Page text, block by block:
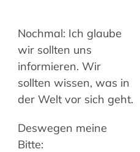
Nochmal: Ich glaube
wir sollten uns
informieren. Wir
sollten wissen, was in
der Welt vor sich geht.
Deswegen meine
Bitte: